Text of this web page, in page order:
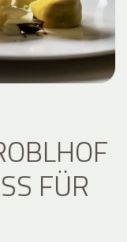
FÜR